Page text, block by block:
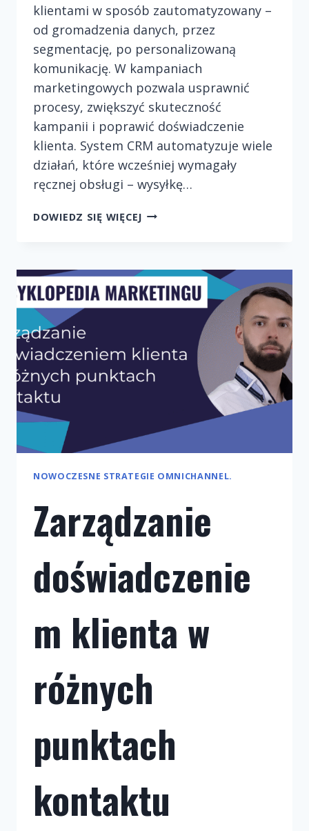
klientami w sposób zautomatyzowany –
od gromadzenia danych, przez
segmentację, po personalizowaną
komunikację. W kampaniach
marketingowych pozwala usprawnić
procesy, zwiększyć skuteczność
kampanii i poprawić doświadczenie
klienta. System CRM automatyzuje wiele
działań, które wcześniej wymagały
ręcznej obsługi – wysyłkę…
DOWIEDZ SIĘ WIĘCEJAUTOMATYZACJA
ROLA
W
KAMPANIACH
MARKETINGOWYCH
NOWOCZESNE STRATEGIE OMNICHANNEL.
Zarządzanie
doświadczenie
m klienta w
różnych
punktach
kontaktu